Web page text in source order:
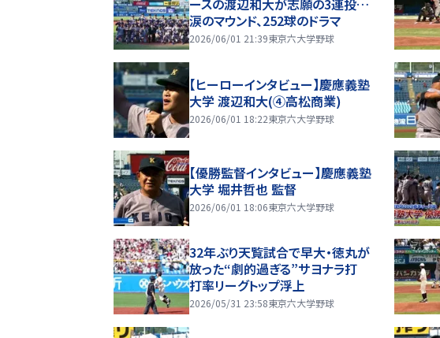
ースの渡辺和大が志願の3連投…
涙のマウンド、252球のドラマ
2026/06/01 21:39東京六大学野球
【ヒーローインタビュー】慶應義塾
大学 渡辺和大(④高松商業)
2026/06/01 18:22東京六大学野球
【優勝監督インタビュー】慶應義塾
大学 堀井哲也 監督
2026/06/01 18:06東京六大学野球
32年ぶり天覧試合で早大・徳丸が
放った“劇的過ぎる”サヨナラ打
打率リーグトップ浮上
2026/05/31 23:58東京六大学野球